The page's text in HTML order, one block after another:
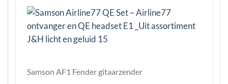
Samson AF1 Fender gitaarzender